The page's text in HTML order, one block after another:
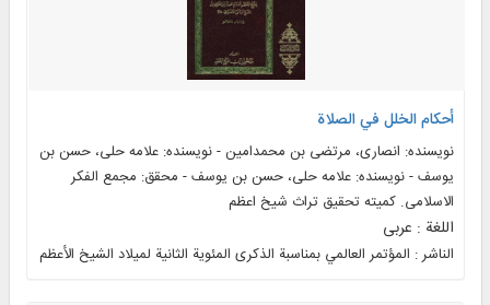
أحکام الخلل في الصلاة
نویسنده: انصاری، مرتضی بن محمدامین - نویسنده: علامه حلی، حسن بن
یوسف - نویسنده: علامه حلی، حسن بن یوسف - محقق: مجمع الفکر
الاسلامی. کمیته تحقیق تراث شیخ اعظم
اللغة : عربی
الناشر : المؤتمر العالمي بمناسبة الذکری المئوية الثانية لميلاد الشيخ الأعظم